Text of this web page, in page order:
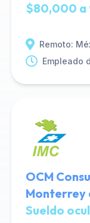
$80,000 a
Remoto:
Empleado
OCM
Monterrey
Sueldo